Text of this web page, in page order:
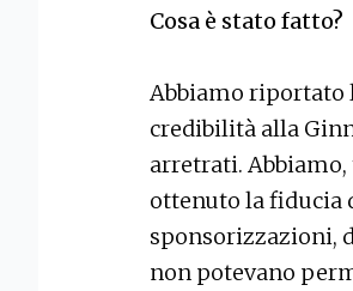
Cosa è stato fatto?
Abbiamo riportato
credibilità alla
arretrati.
ottenuto la fiducia
sponsorizzazioni,
non potevano